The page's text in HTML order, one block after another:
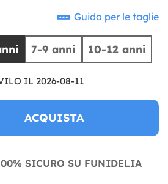
Guida per le taglie
7-9 anni 10-12 anni
IL 2026-08-11
ACQUISTA
SICURO SU FUNIDELIA